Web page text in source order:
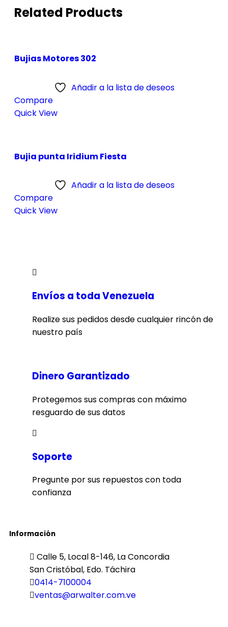
Related Products
Bujias Motores 302
Añadir a la lista de deseos
Compare
Quick View
Bujia punta Iridium Fiesta
Añadir a la lista de deseos
Compare
Quick View
Envíos a toda Venezuela
Realize sus pedidos desde cualquier rincón de
nuestro país
Dinero Garantizado
Protegemos sus compras con máximo
resguardo de sus datos
Soporte
Pregunte por sus repuestos con toda
confianza
Información
Calle 5, Local 8-146, La Concordia
San Cristóbal, Edo. Táchira
0414-7100004
ventas@arwalter.com.ve